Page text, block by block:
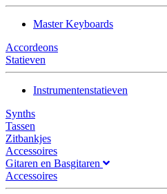
Master Keyboards
Accordeons
Statieven
Instrumentenstatieven
Synths
Tassen
Zitbankjes
Accessoires
Gitaren en Basgitaren
Accessoires